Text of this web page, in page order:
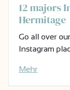
12 majors
Hermitage
Go all over
Instagram
Mehr